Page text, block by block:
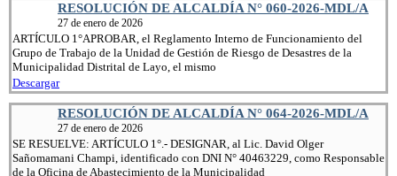
RESOLUCIÓN DE ALCALDÍA N° 060-2026-MDL/A
27 de enero de 2026
ARTÍCULO 1°APROBAR, el Reglamento Interno de Funcionamiento del
Grupo de Trabajo de la Unidad de Gestión de Riesgo de Desastres de la
Municipalidad Distrital de Layo, el mismo
Descargar
RESOLUCIÓN DE ALCALDÍA N° 064-2026-MDL/A
27 de enero de 2026
SE RESUELVE: ARTÍCULO 1°.- DESIGNAR, al Lic. David Olger
Sañomamani Champi, identificado con DNI N° 40463229, como Responsable
de la Oficina de Abastecimiento de la Municipalidad